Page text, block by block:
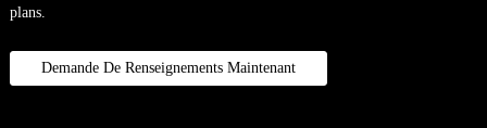
plans.
Demande De Renseignements Maintenant